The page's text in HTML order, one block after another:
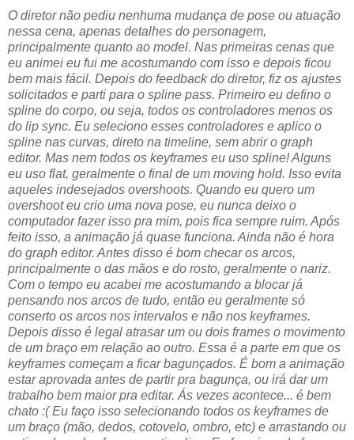
O diretor não pediu nenhuma mudança de pose ou atuação
nessa cena, apenas detalhes do personagem,
principalmente quanto ao model. Nas primeiras cenas que
eu animei eu fui me acostumando com isso e depois ficou
bem mais fácil. Depois do feedback do diretor, fiz os ajustes
solicitados e parti para o spline pass. Primeiro eu defino o
spline do corpo, ou seja, todos os controladores menos os
do lip sync. Eu seleciono esses controladores e aplico o
spline nas curvas, direto na timeline, sem abrir o graph
editor. Mas nem todos os keyframes eu uso spline! Alguns
eu uso flat, geralmente o final de um moving hold. Isso evita
aqueles indesejados overshoots. Quando eu quero um
overshoot eu crio uma nova pose, eu nunca deixo o
computador fazer isso pra mim, pois fica sempre ruim. Após
feito isso, a animação já quase funciona. Ainda não é hora
do graph editor. Antes disso é bom checar os arcos,
principalmente o das mãos e do rosto, geralmente o nariz.
Com o tempo eu acabei me acostumando a blocar já
pensando nos arcos de tudo, então eu geralmente só
conserto os arcos nos intervalos e não nos keyframes.
Depois disso é legal atrasar um ou dois frames o movimento
de um braço em relação ao outro. Essa é a parte em que os
keyframes começam a ficar bagunçados. É bom a animação
estar aprovada antes de partir pra bagunça, ou irá dar um
trabalho bem maior pra editar. Ás vezes acontece... é bem
chato :( Eu faço isso selecionando todos os keyframes de
um braço (mão, dedos, cotovelo, ombro, etc) e arrastando ou